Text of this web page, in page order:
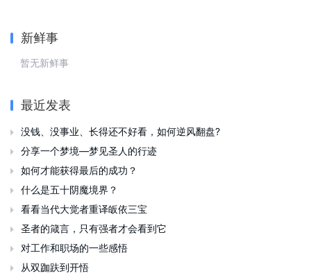
新鲜事
暂无新鲜事
最近发表
 没钱、没事业、长得还不好看，如何逆风翻盘?
 分享一个梦境—梦见圣人的行迹
 如何才能获得最后的成功？
 什么是五十阴魔境界？
 看看当代大觉者重译皈依三宝
 圣者的箴言，只有强者才会看到它
 对工作和职场的一些感悟
 从双跏趺到开悟